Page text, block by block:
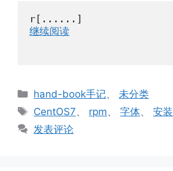
r[......]
继续阅读
分
类
hand-book手记、 未分类
标
签
CentOS7、 rpm、字体、安装
发表评论